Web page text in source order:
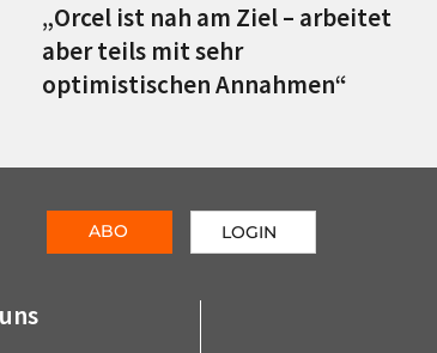
„Orcel ist nah am Ziel – arbeitet
aber teils mit sehr
optimistischen Annahmen“
ABO LOGIN